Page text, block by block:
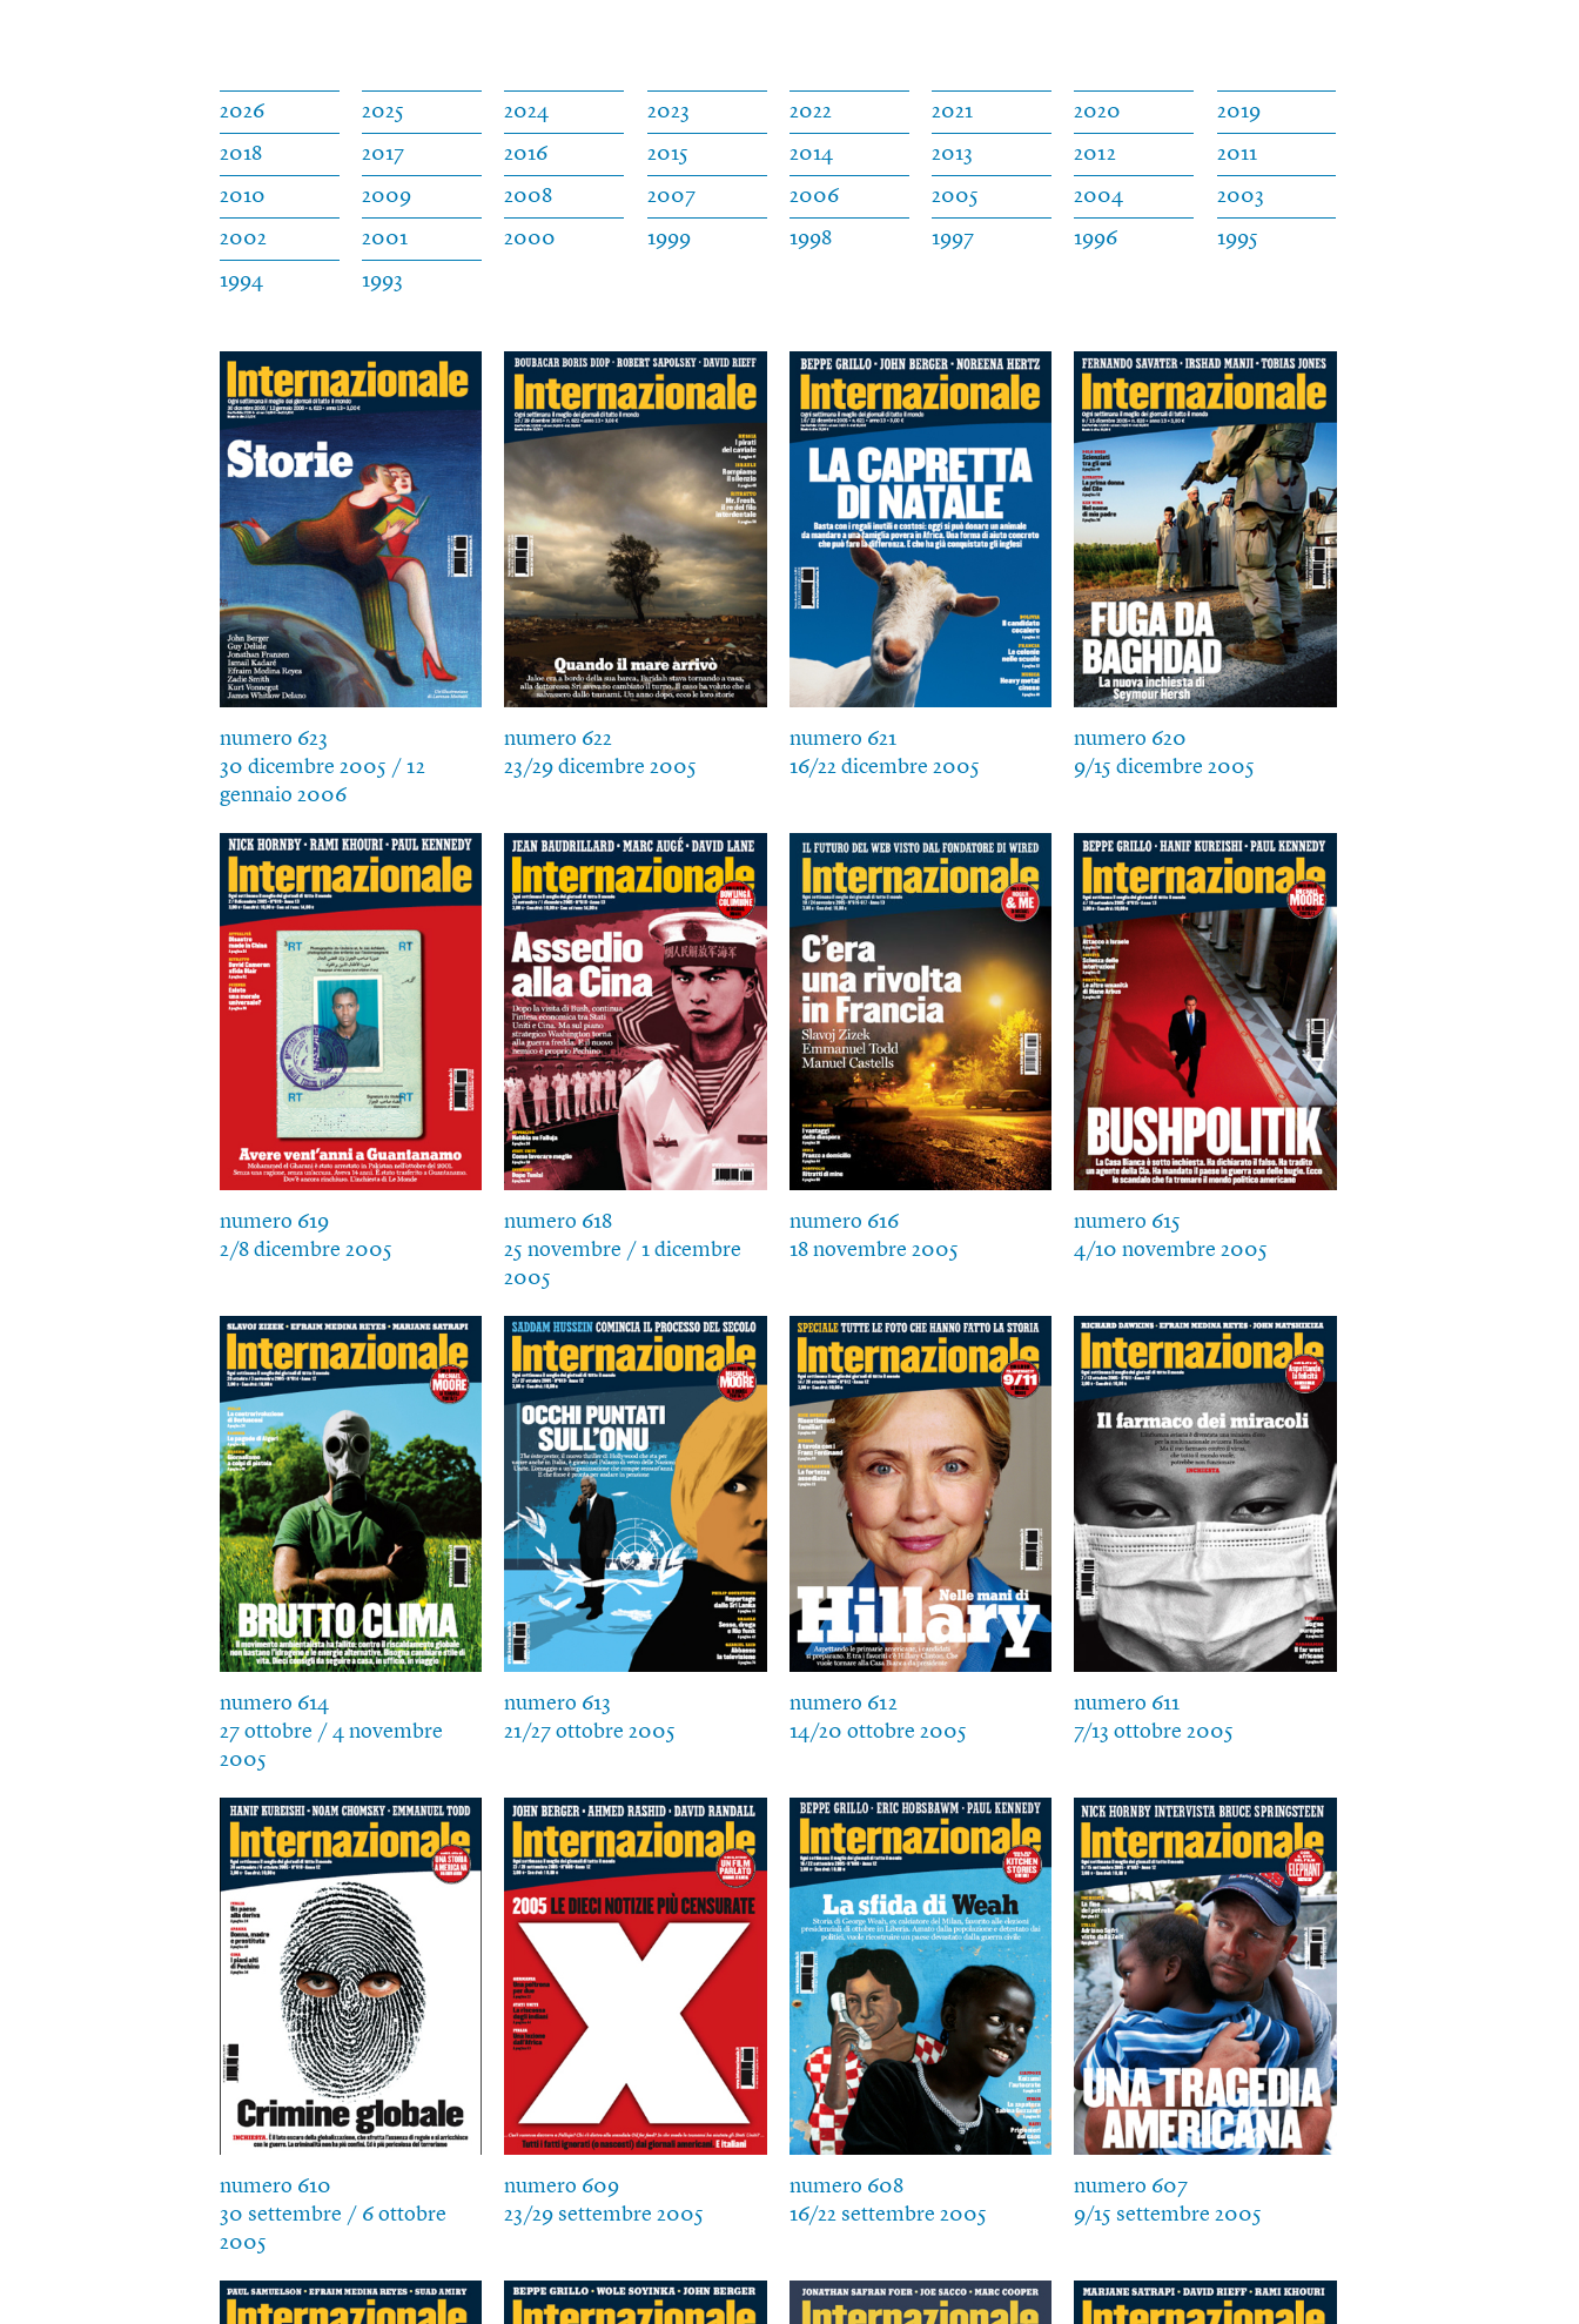
2026 2025 2024 2023 2022 2021 2020
2019
2018
2017 2016 2015 2014 2013 2012
2011
2010
2009 2008 2007 2006 2005 2004
2003
2002
2001 2000 1999 1998 1997 1996
1995
1994
1993
numero 623
30 dicembre 2005 / 12
gennaio 2006
numero 622
23/29 dicembre 2005
numero 621
16/22 dicembre 2005
numero 620
9/15 dicembre 2005
numero 619
2/8 dicembre 2005
numero 618
25 novembre / 1 dicembre
2005
numero 616
18 novembre 2005
numero 615
4/10 novembre 2005
numero 614
27 ottobre / 4 novembre
2005
numero 613
21/27 ottobre 2005
numero 612
14/20 ottobre 2005
numero 611
7/13 ottobre 2005
numero 610
30 settembre / 6 ottobre
2005
numero 609
23/29 settembre 2005
numero 608
16/22 settembre 2005
numero 607
9/15 settembre 2005